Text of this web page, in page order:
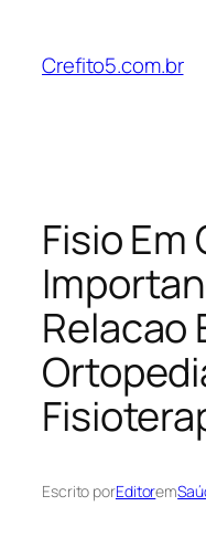
Crefito5.com.br
Fisio
Relacao
Escrito porEditorem